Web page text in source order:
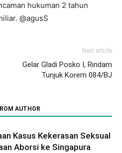
hukuman 2 tahun
@agusS
Next article
Gelar Gladi Posko I, Rindam
Tunjuk Korem 084/BJ
AUTHOR
Kasus Kekerasan Seksual
Aborsi ke Singapura